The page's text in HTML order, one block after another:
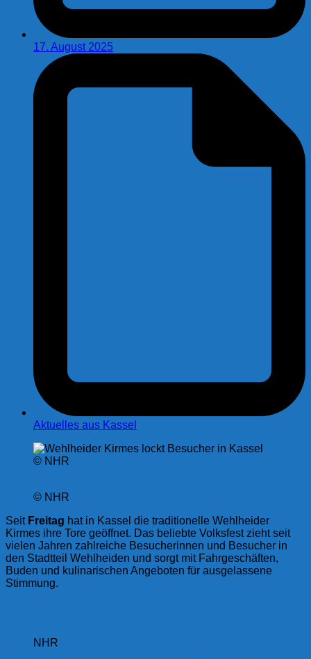
17. August 2025
Aktuelles aus Kassel
© NHR
© NHR
Seit Freitag hat in Kassel die traditionelle Wehlheider
Kirmes ihre Tore geöffnet. Das beliebte Volksfest zieht seit
vielen Jahren zahlreiche Besucherinnen und Besucher in
den Stadtteil Wehlheiden und sorgt mit Fahrgeschäften,
Buden und kulinarischen Angeboten für ausgelassene
Stimmung.
NHR